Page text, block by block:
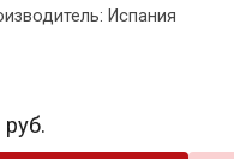
Испания